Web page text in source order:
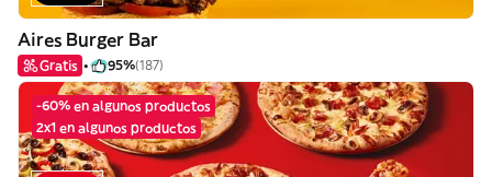
Aires Burger Bar
Gratis 95%(187)
-60% en algunos productos
2x1 en algunos productos